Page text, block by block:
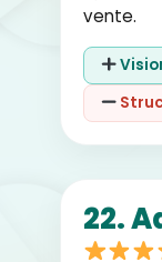
vente.
22.